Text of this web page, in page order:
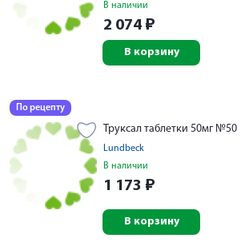
В наличии
2 074 ₽
В корзину
По рецепту
Труксал таблетки 50мг №50
Lundbeck
В наличии
1 173 ₽
В корзину